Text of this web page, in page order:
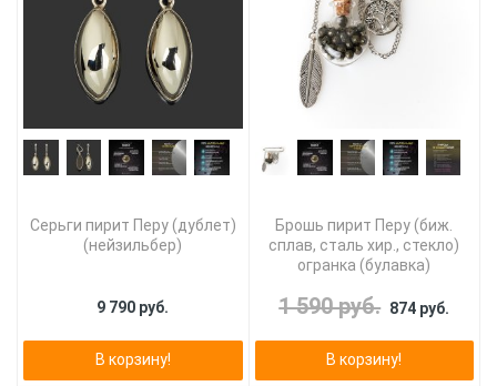
Серьги пирит Перу (дублет)
(нейзильбер)
9 790 руб.
В корзину!
Брошь пирит Перу (биж.
сплав, сталь хир., стекло)
огранка (булавка)
1 590 руб. 874 руб.
В корзину!